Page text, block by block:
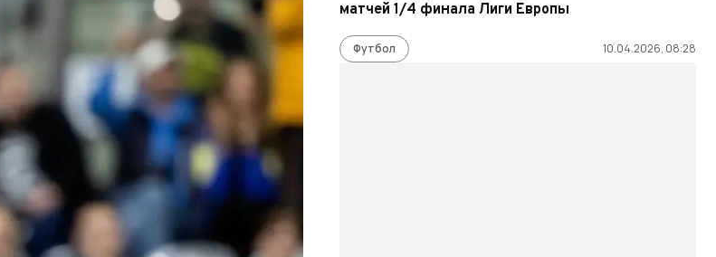
матчей 1/4 финала Лиги Европы
Футбол 10.04.2026, 08:28